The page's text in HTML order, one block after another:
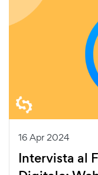
16 Apr 2024
Intervista al